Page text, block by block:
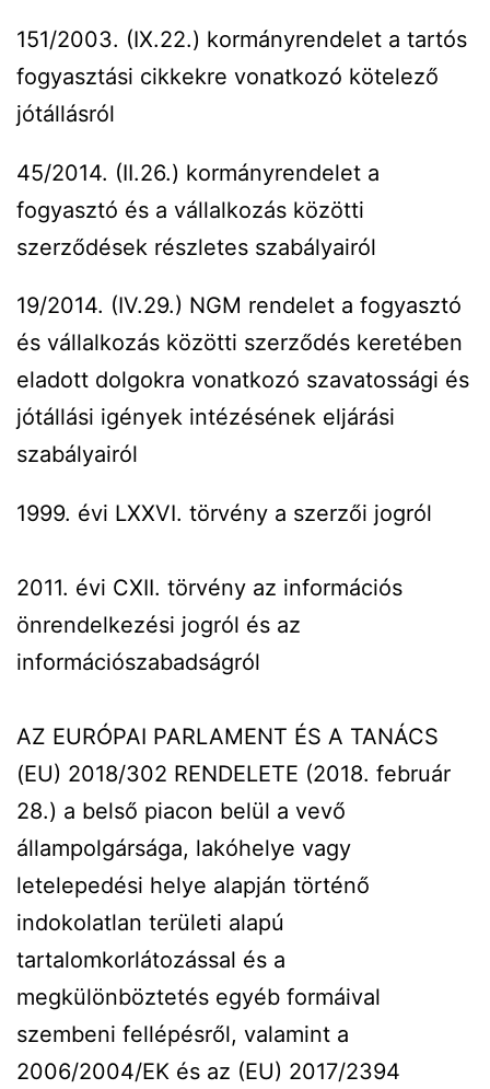
151/2003. (IX.22.) kormányrendelet a tartós
fogyasztási cikkekre vonatkozó kötelező
jótállásról
45/2014. (II.26.) kormányrendelet a
fogyasztó és a vállalkozás közötti
szerződések részletes szabályairól
19/2014. (IV.29.) NGM rendelet a fogyasztó
és vállalkozás közötti szerződés keretében
eladott dolgokra vonatkozó szavatossági és
jótállási igények intézésének eljárási
szabályairól
1999. évi LXXVI. törvény a szerzői jogról
2011. évi CXII. törvény az információs
önrendelkezési jogról és az
információszabadságról
AZ EURÓPAI PARLAMENT ÉS A TANÁCS
(EU) 2018/302 RENDELETE (2018. február
28.) a belső piacon belül a vevő
állampolgársága, lakóhelye vagy
letelepedési helye alapján történő
indokolatlan területi alapú
tartalomkorlátozással és a
megkülönböztetés egyéb formáival
szembeni fellépésről, valamint a
2006/2004/EK és az (EU) 2017/2394